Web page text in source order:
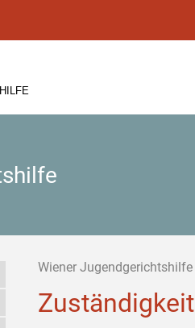
Wiener Jugendgerichtshilfe
Zuständigkeit